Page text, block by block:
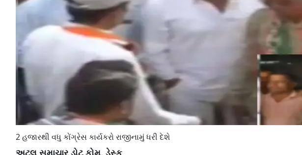
2 હજારથી વધુ કોંગ્રેસ કાર્યકરો રાજીનામું ધરી દેશે
અટલ સમાચાર ડોટ કોમ, ડેસ્ક